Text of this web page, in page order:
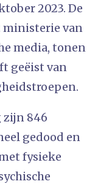
2023. De
ministerie van
media, tonen
geëist van
zijn 846
gedood en
fysieke